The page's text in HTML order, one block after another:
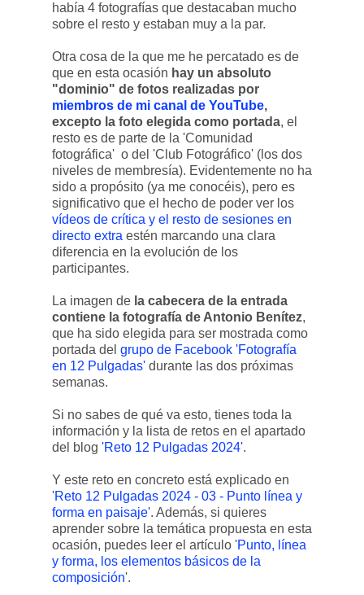
había 4 fotografías que destacaban mucho
sobre el resto y estaban muy a la par.
Otra cosa de la que me he percatado es de
que en esta ocasión hay un absoluto
"dominio" de fotos realizadas por
miembros de mi canal de YouTube,
excepto la foto elegida como portada, el
resto es de parte de la 'Comunidad
fotográfica' o del 'Club Fotográfico' (los dos
niveles de membresía). Evidentemente no ha
sido a propósito (ya me conocéis), pero es
significativo que el hecho de poder ver los
vídeos de crítica y el resto de sesiones en
directo extra estén marcando una clara
diferencia en la evolución de los
participantes.
La imagen de la cabecera de la entrada
contiene la fotografía de Antonio Benítez,
que ha sido elegida para ser mostrada como
portada del grupo de Facebook 'Fotografía
en 12 Pulgadas' durante las dos próximas
semanas.
Si no sabes de qué va esto, tienes toda la
información y la lista de retos en el apartado
del blog 'Reto 12 Pulgadas 2024'.
Y este reto en concreto está explicado en
'Reto 12 Pulgadas 2024 - 03 - Punto línea y
forma en paisaje'. Además, si quieres
aprender sobre la temática propuesta en esta
ocasión, puedes leer el artículo 'Punto, línea
y forma, los elementos básicos de la
composición'.